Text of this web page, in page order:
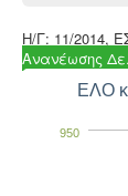
Η/Γ: 11/2014,
Ανανέωσης
ΕΛΟ
950